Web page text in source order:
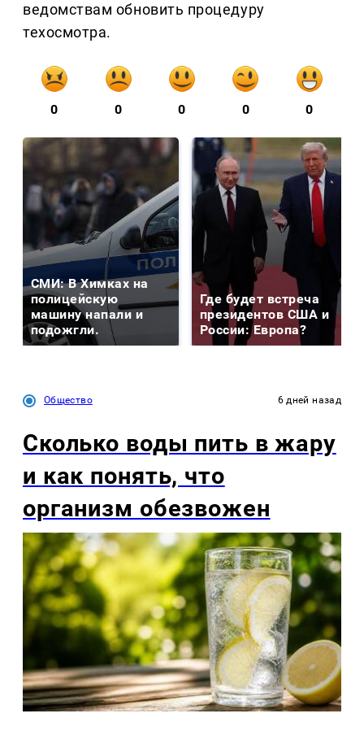
ведомствам обновить процедуру
техосмотра.
0 0 0 0 0
СМИ: В Химках на
полицейскую
машину напали и
подожгли.
Где будет встреча
президентов США и
России: Европа?
Общество 6 дней назад
Сколько воды пить в жару
и как понять, что
организм обезвожен